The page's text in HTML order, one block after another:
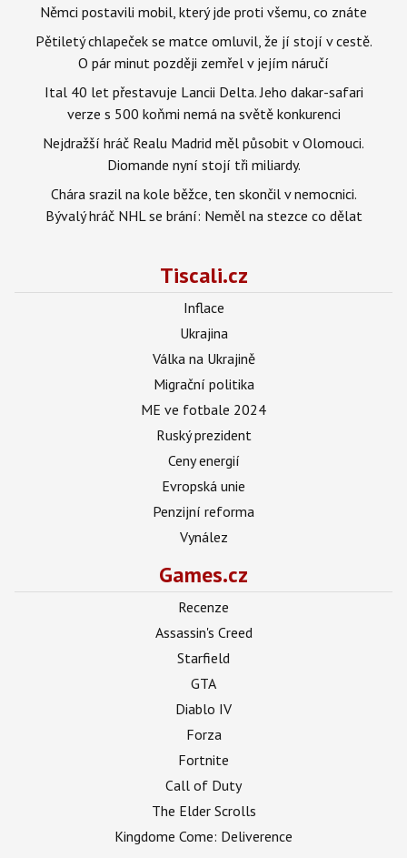
Němci postavili mobil, který jde proti všemu, co znáte
Pětiletý chlapeček se matce omluvil, že jí stojí v cestě.
O pár minut později zemřel v jejím náručí
Ital 40 let přestavuje Lancii Delta. Jeho dakar-safari
verze s 500 koňmi nemá na světě konkurenci
Nejdražší hráč Realu Madrid měl působit v Olomouci.
Diomande nyní stojí tři miliardy.
Chára srazil na kole běžce, ten skončil v nemocnici.
Bývalý hráč NHL se brání: Neměl na stezce co dělat
Tiscali.cz
Inflace
Ukrajina
Válka na Ukrajině
Migrační politika
ME ve fotbale 2024
Ruský prezident
Ceny energií
Evropská unie
Penzijní reforma
Vynález
Games.cz
Recenze
Assassin's Creed
Starfield
GTA
Diablo IV
Forza
Fortnite
Call of Duty
The Elder Scrolls
Kingdome Come: Deliverence